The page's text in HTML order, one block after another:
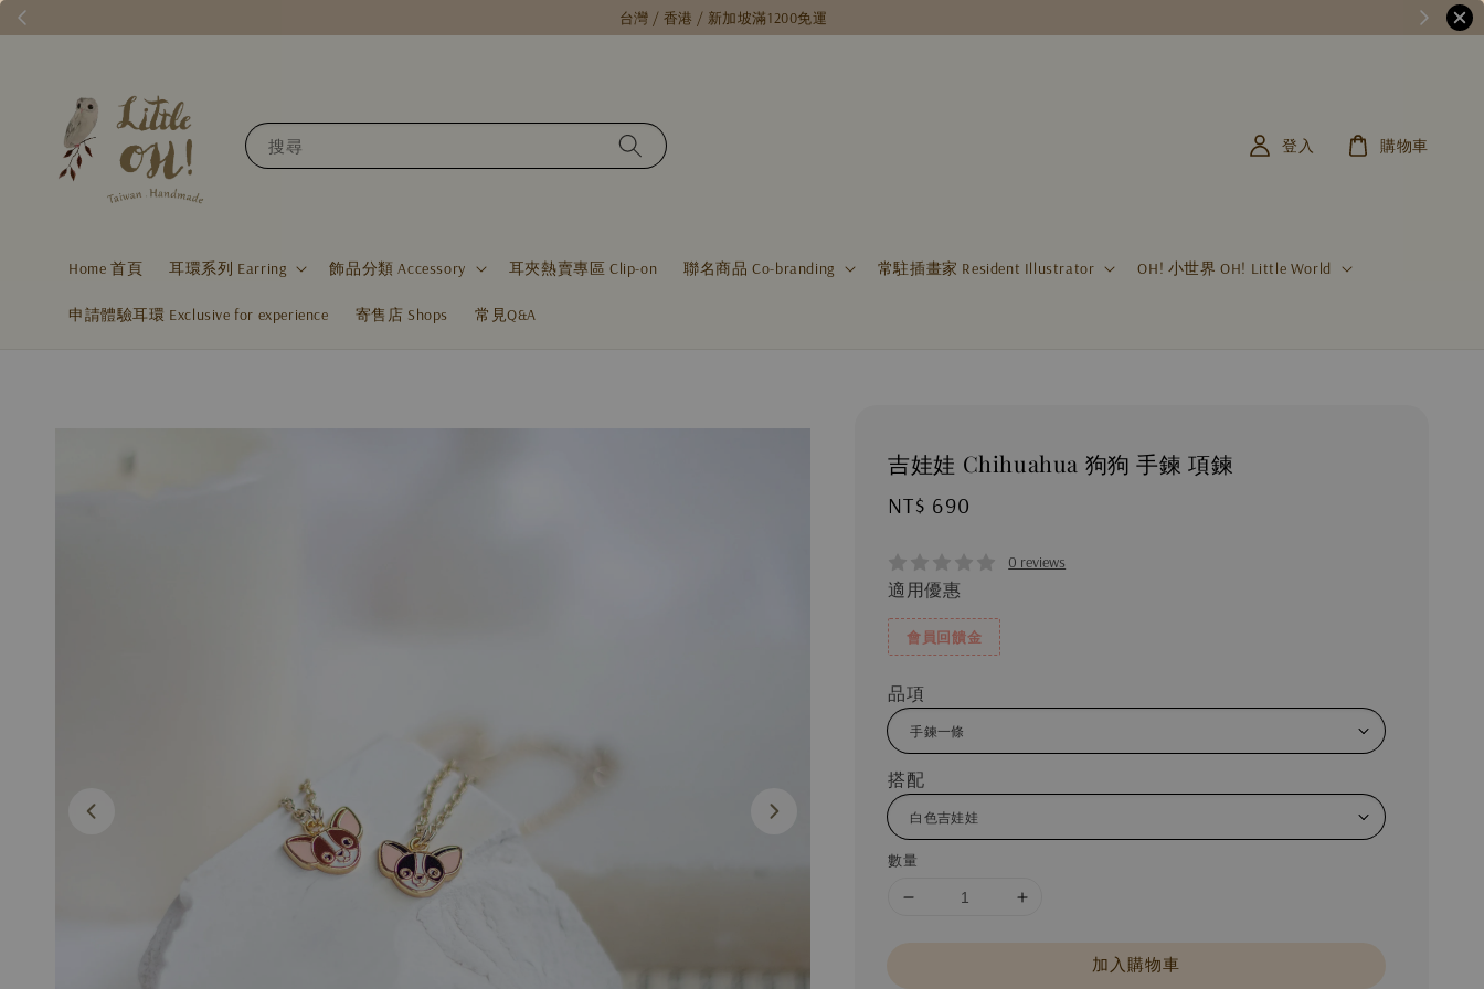
台灣 / 香港 / 新加坡滿1200免運
搜尋
Home 首頁 耳環系列 Earring 飾品分類 Accessory 耳夾熱賣專區 Clip-on 聯名商品 Co-branding 常駐插畫家 Resident Illustrator OH! 小世界 OH! Little World
申請體驗耳環 Exclusive for experience 寄售店 Shops 常見Q&A
登入 購物車
吉娃娃 Chihuahua 狗狗 手鍊 項鍊
Regular
NT$ 690
0 reviews
適用優惠
會員回饋金
品項
搭配
數量
加入購物車